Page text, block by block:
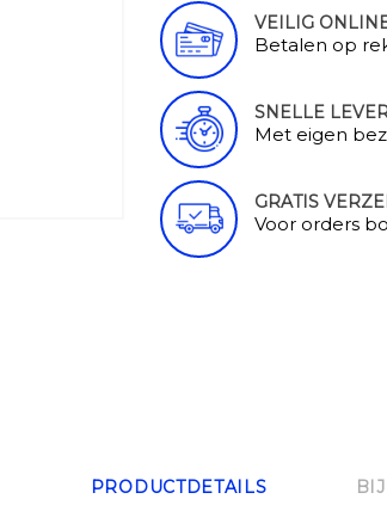
VEILIG
Betalen op
SNELLE
Met eigen
GRATIS
Voor orders
PRODUCTDETAILS